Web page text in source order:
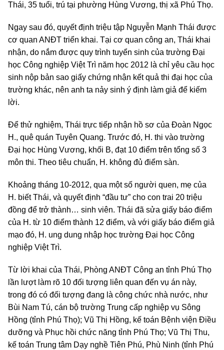
Thái, 35 tuổi, trú tại phường Hùng Vương, thị xã Phú Thọ.
Ngay sau đó, quyết định triệu tập Nguyễn Mạnh Thái được
cơ quan ANĐT triển khai. Tại cơ quan công an, Thái khai
nhận, do nắm được quy trình tuyển sinh của trường Đại
học Công nghiệp Việt Trì năm học 2012 là chỉ yêu cầu học
sinh nộp bản sao giấy chứng nhận kết quả thi đại học của
trường khác, nên anh ta nảy sinh ý định làm giả để kiếm
lời.
Để thử nghiệm, Thái trực tiếp nhận hồ sơ của Đoàn Ngọc
H., quê quán Tuyên Quang. Trước đó, H. thi vào trường
Đại học Hùng Vương, khối B, đạt 10 điểm trên tổng số 3
môn thi. Theo tiêu chuẩn, H. không đủ điểm sàn.
Khoảng tháng 10-2012, qua một số người quen, mẹ của
H. biết Thái, và quyết định “đầu tư” cho con trai 20 triệu
đồng để trở thành… sinh viên. Thái đã sửa giấy báo điểm
của H. từ 10 điểm thành 12 điểm, và với giấy báo điểm giả
mạo đó, H. ung dung nhập học trường Đại học Công
nghiệp Việt Trì.
Từ lời khai của Thái, Phòng ANĐT Công an tỉnh Phú Thọ
lần lượt làm rõ 10 đối tượng liên quan đến vụ án này,
trong đó có đối tượng đang là công chức nhà nước, như
Bùi Nam Tú, cán bộ trường Trung cấp nghiệp vụ Sông
Hồng (tỉnh Phú Thọ); Vũ Thị Hồng, kế toán Bệnh viện Điều
dưỡng và Phục hồi chức năng tỉnh Phú Thọ; Vũ Thị Thu,
kế toán Trung tâm Dạy nghề Tiên Phú, Phù Ninh (tỉnh Phú